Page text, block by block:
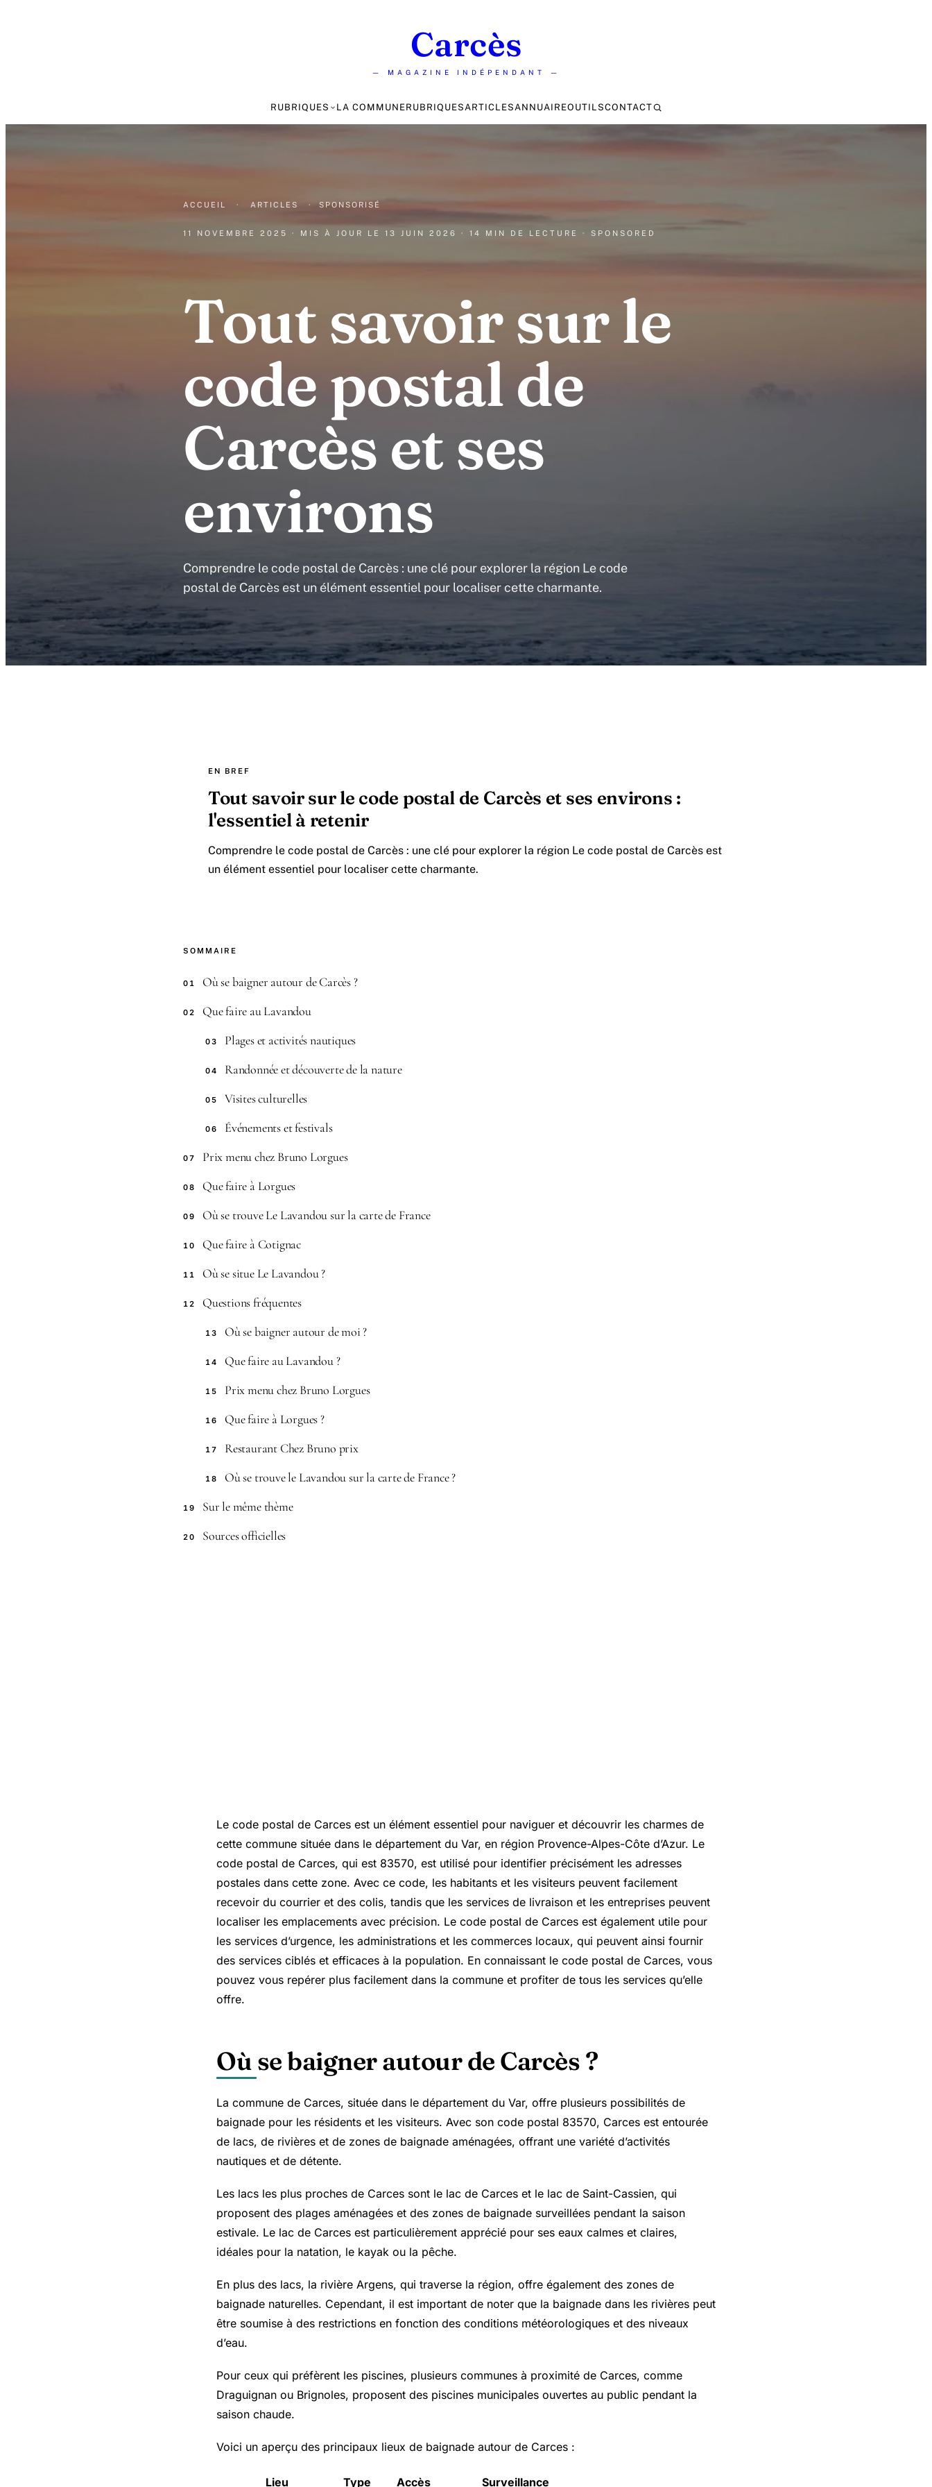
Carcès
— MAGAZINE INDÉPENDANT —
RUBRIQUES LA COMMUNERUBRIQUESARTICLESANNUAIREOUTILSCONTACT
ACCUEIL · ARTICLES · SPONSORISÉ
11 NOVEMBRE 2025 · MIS À JOUR LE 13 JUIN 2026 · 14 MIN DE LECTURE · SPONSORED
Tout savoir sur le
code postal de
Carcès et ses
environs
Comprendre le code postal de Carcès : une clé pour explorer la région Le code
postal de Carcès est un élément essentiel pour localiser cette charmante.
EN BREF
Tout savoir sur le code postal de Carcès et ses environs :
l'essentiel à retenir
Comprendre le code postal de Carcès : une clé pour explorer la région Le code postal de Carcès est
un élément essentiel pour localiser cette charmante.
SOMMAIRE
01 Où se baigner autour de Carcès ?
02 Que faire au Lavandou
03 Plages et activités nautiques
04 Randonnée et découverte de la nature
05 Visites culturelles
06 Événements et festivals
07 Prix menu chez Bruno Lorgues
08 Que faire à Lorgues
09 Où se trouve Le Lavandou sur la carte de France
10 Que faire à Cotignac
11 Où se situe Le Lavandou ?
12 Questions fréquentes
13 Où se baigner autour de moi ?
14 Que faire au Lavandou ?
15 Prix menu chez Bruno Lorgues
16 Que faire à Lorgues ?
17 Restaurant Chez Bruno prix
18 Où se trouve le Lavandou sur la carte de France ?
19 Sur le même thème
20 Sources officielles
Le code postal de Carces est un élément essentiel pour naviguer et découvrir les charmes de
cette commune située dans le département du Var, en région Provence-Alpes-Côte d’Azur. Le
code postal de Carces, qui est 83570, est utilisé pour identifier précisément les adresses
postales dans cette zone. Avec ce code, les habitants et les visiteurs peuvent facilement
recevoir du courrier et des colis, tandis que les services de livraison et les entreprises peuvent
localiser les emplacements avec précision. Le code postal de Carces est également utile pour
les services d’urgence, les administrations et les commerces locaux, qui peuvent ainsi fournir
des services ciblés et efficaces à la population. En connaissant le code postal de Carces, vous
pouvez vous repérer plus facilement dans la commune et profiter de tous les services qu’elle
offre.
Où se baigner autour de Carcès ?
La commune de Carces, située dans le département du Var, offre plusieurs possibilités de
baignade pour les résidents et les visiteurs. Avec son code postal 83570, Carces est entourée
de lacs, de rivières et de zones de baignade aménagées, offrant une variété d’activités
nautiques et de détente.
Les lacs les plus proches de Carces sont le lac de Carces et le lac de Saint-Cassien, qui
proposent des plages aménagées et des zones de baignade surveillées pendant la saison
estivale. Le lac de Carces est particulièrement apprécié pour ses eaux calmes et claires,
idéales pour la natation, le kayak ou la pêche.
En plus des lacs, la rivière Argens, qui traverse la région, offre également des zones de
baignade naturelles. Cependant, il est important de noter que la baignade dans les rivières peut
être soumise à des restrictions en fonction des conditions météorologiques et des niveaux
d’eau.
Pour ceux qui préfèrent les piscines, plusieurs communes à proximité de Carces, comme
Draguignan ou Brignoles, proposent des piscines municipales ouvertes au public pendant la
saison chaude.
Voici un aperçu des principaux lieux de baignade autour de Carces :
Lieu Type Accès Surveillance